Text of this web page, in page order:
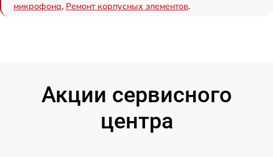
микрофона, Ремонт корпусных элементов.
Акции сервисного
центра